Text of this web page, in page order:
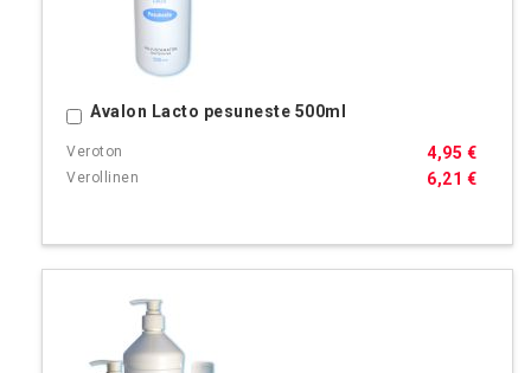
Avalon Lacto pesuneste 500ml
6,21 €
4,95 €
Ostoskoriin